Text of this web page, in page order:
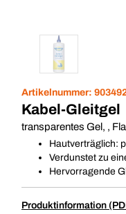
Artikelnummer:
Kabel-Gleitgel
transparentes Gel, ,
Hautverträglich:
Verdunstet zu
Hervorragende
Produktinformation